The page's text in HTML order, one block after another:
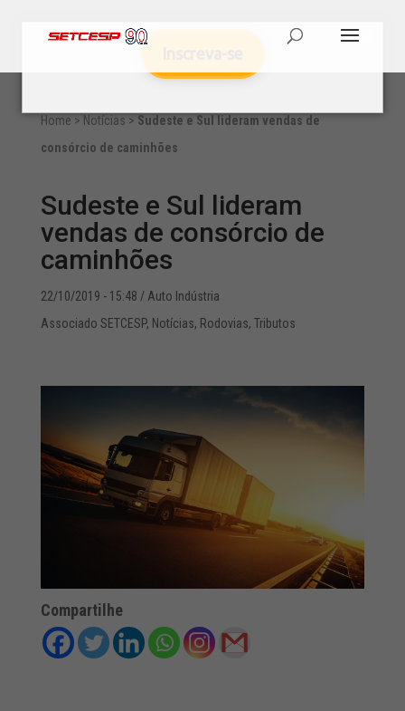
Home > Notícias > Sudeste e Sul lideram vendas de
consórcio de caminhões
Sudeste e Sul lideram
vendas de consórcio de
caminhões
22/10/2019 - 15:48 / Auto Indústria
Associado SETCESP, Notícias, Rodovias, Tributos
Compartilhe